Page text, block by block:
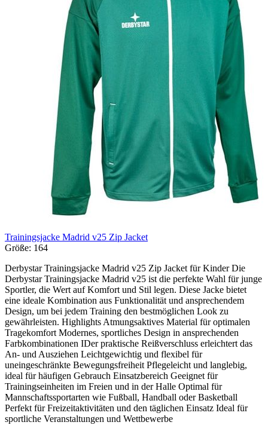
Trainingsjacke Madrid v25 Zip Jacket
Größe: 164
Derbystar Trainingsjacke Madrid v25 Zip Jacket für Kinder Die
Derbystar Trainingsjacke Madrid v25 ist die perfekte Wahl für junge
Sportler, die Wert auf Komfort und Stil legen. Diese Jacke bietet
eine ideale Kombination aus Funktionalität und ansprechendem
Design, um bei jedem Training den bestmöglichen Look zu
gewährleisten. Highlights Atmungsaktives Material für optimalen
Tragekomfort Modernes, sportliches Design in ansprechenden
Farbkombinationen IDer praktische Reißverschluss erleichtert das
An- und Ausziehen Leichtgewichtig und flexibel für
uneingeschränkte Bewegungsfreiheit Pflegeleicht und langlebig,
ideal für häufigen Gebrauch Einsatzbereich Geeignet für
Trainingseinheiten im Freien und in der Halle Optimal für
Mannschaftssportarten wie Fußball, Handball oder Basketball
Perfekt für Freizeitaktivitäten und den täglichen Einsatz Ideal für
sportliche Veranstaltungen und Wettbewerbe